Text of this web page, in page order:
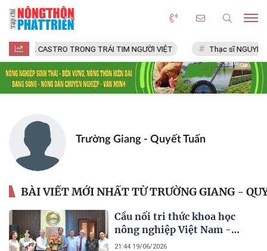
FIDEL CASTRO TRONG TRÁI TIM NGƯỜI VIỆT Thạc sĩ NGUYỄN
Trường Giang - Quyết Tuấn
BÀI VIẾT MỚI NHẤT TỪ TRƯỜNG GIANG -
Cầu nối tri thức khoa học
nông nghiệp Việt Nam -
Romania
21:44 19/06/2026